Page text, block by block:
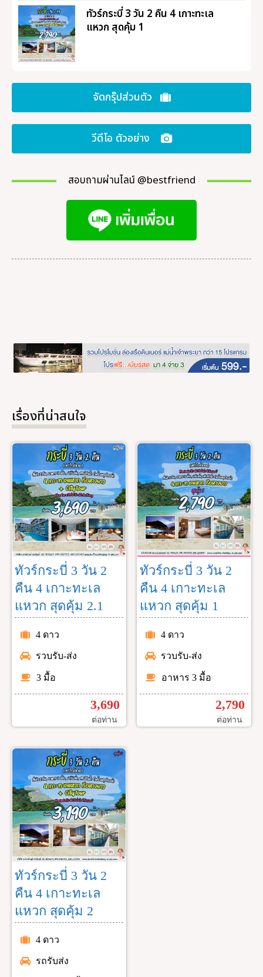
ทัวร์กระบี่ 3 วัน 2 คืน 4 เกาะทะเล
แหวก สุดคุ้ม 1
จัดกรุ๊ปส่วนตัว
วีดีโอ ตัวอย่าง
สอบถามผ่านไลน์ @bestfriend
เรื่องที่น่าสนใจ
ทัวร์กระบี่ 3 วัน 2
คืน 4 เกาะทะเล
แหวก สุดคุ้ม 2.1
4 ดาว
รวบรับ-ส่ง
3 มื้อ
3,690
ต่อท่าน
ทัวร์กระบี่ 3 วัน 2
คืน 4 เกาะทะเล
แหวก สุดคุ้ม 1
4 ดาว
รวบรับ-ส่ง
อาหาร 3 มื้อ
2,790
ต่อท่าน
ทัวร์กระบี่ 3 วัน 2
คืน 4 เกาะทะเล
แหวก สุดคุ้ม 2
4 ดาว
รถรับส่ง